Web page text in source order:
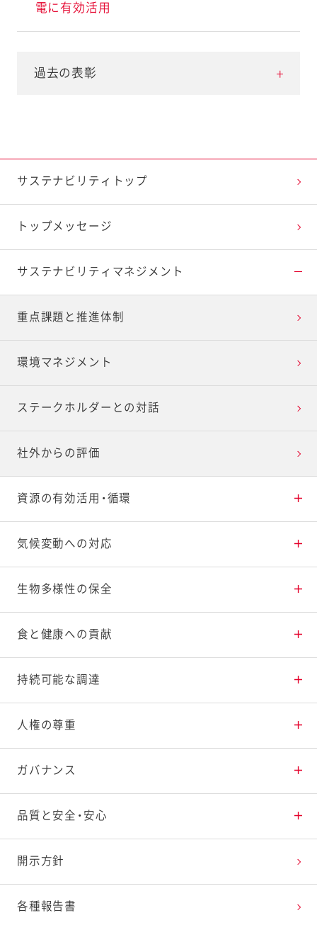
電に有効活用
過去の表彰
第6回食育活動表彰 「農林水産大臣賞」受賞
日本食品工学会第23回年次大会 技術賞「冷圧
フレッシュ製法®」
2022 日本パッケージングコンテスト 包装
部門賞 食品包装部門賞「キユーピー 平飼い卵
マヨネーズ」
でチンするハッピーレシピ」
ンスター賞 公益社団法人日本包装技術協会会
ホイップ」
Ａ」シリーズ3品」
サステナアワード2021 みどりの食料シス
テム推進賞
サプライチェーンイノベーション大賞2021
2020年
第7回「食品産業もったいない大賞」農林水産
水産大臣賞
UCDAアワード2020 特別賞
第3回「SUSTAINA ESG AWARDS 2020」総
合部門ブロンズクラス
サステナビリティトップ
トップメッセージ
サステナビリティ マネジメント
重点課題と推進体制
環境マネジメント
ステークホルダーとの対話
社外からの評価
資源の有効活用・循環
食品ロスの削減・有効活用
プラスチックの削減・再利用
水資源の持続的利用
気候変動への対応
CO2排出量の削減
生物多様性の保全
生物多様性の保全活動
食と健康への貢献
健康寿命延伸への貢献
子どもの心と体の健康支援
ユニバーサルデザインへの取り組み
社会貢献活動
持続可能な調達
持続可能な調達の推進
人権の尊重
人権尊重への取り組み
多様な人材の活躍
健康経営・労働安全衛生
ガバナンス
倫理規範
コーポレート・ガバナンス
リスクマネジメント
品質と安全・安心
品質保証体制
商品品質の取り組み
開示方針
各種報告書